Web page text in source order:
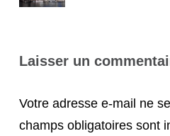
Laisser un
Votre adresse e-mail ne
champs obligatoires sont